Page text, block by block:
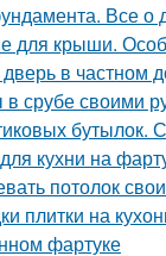
Все о
для крыши.
в
срубе своими
бутылок.
кухни на
потолок
плитки на
фартуке